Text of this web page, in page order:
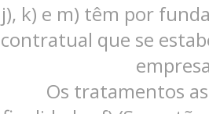
j), k) e m) têm por
contratual que se
Os tratamentos